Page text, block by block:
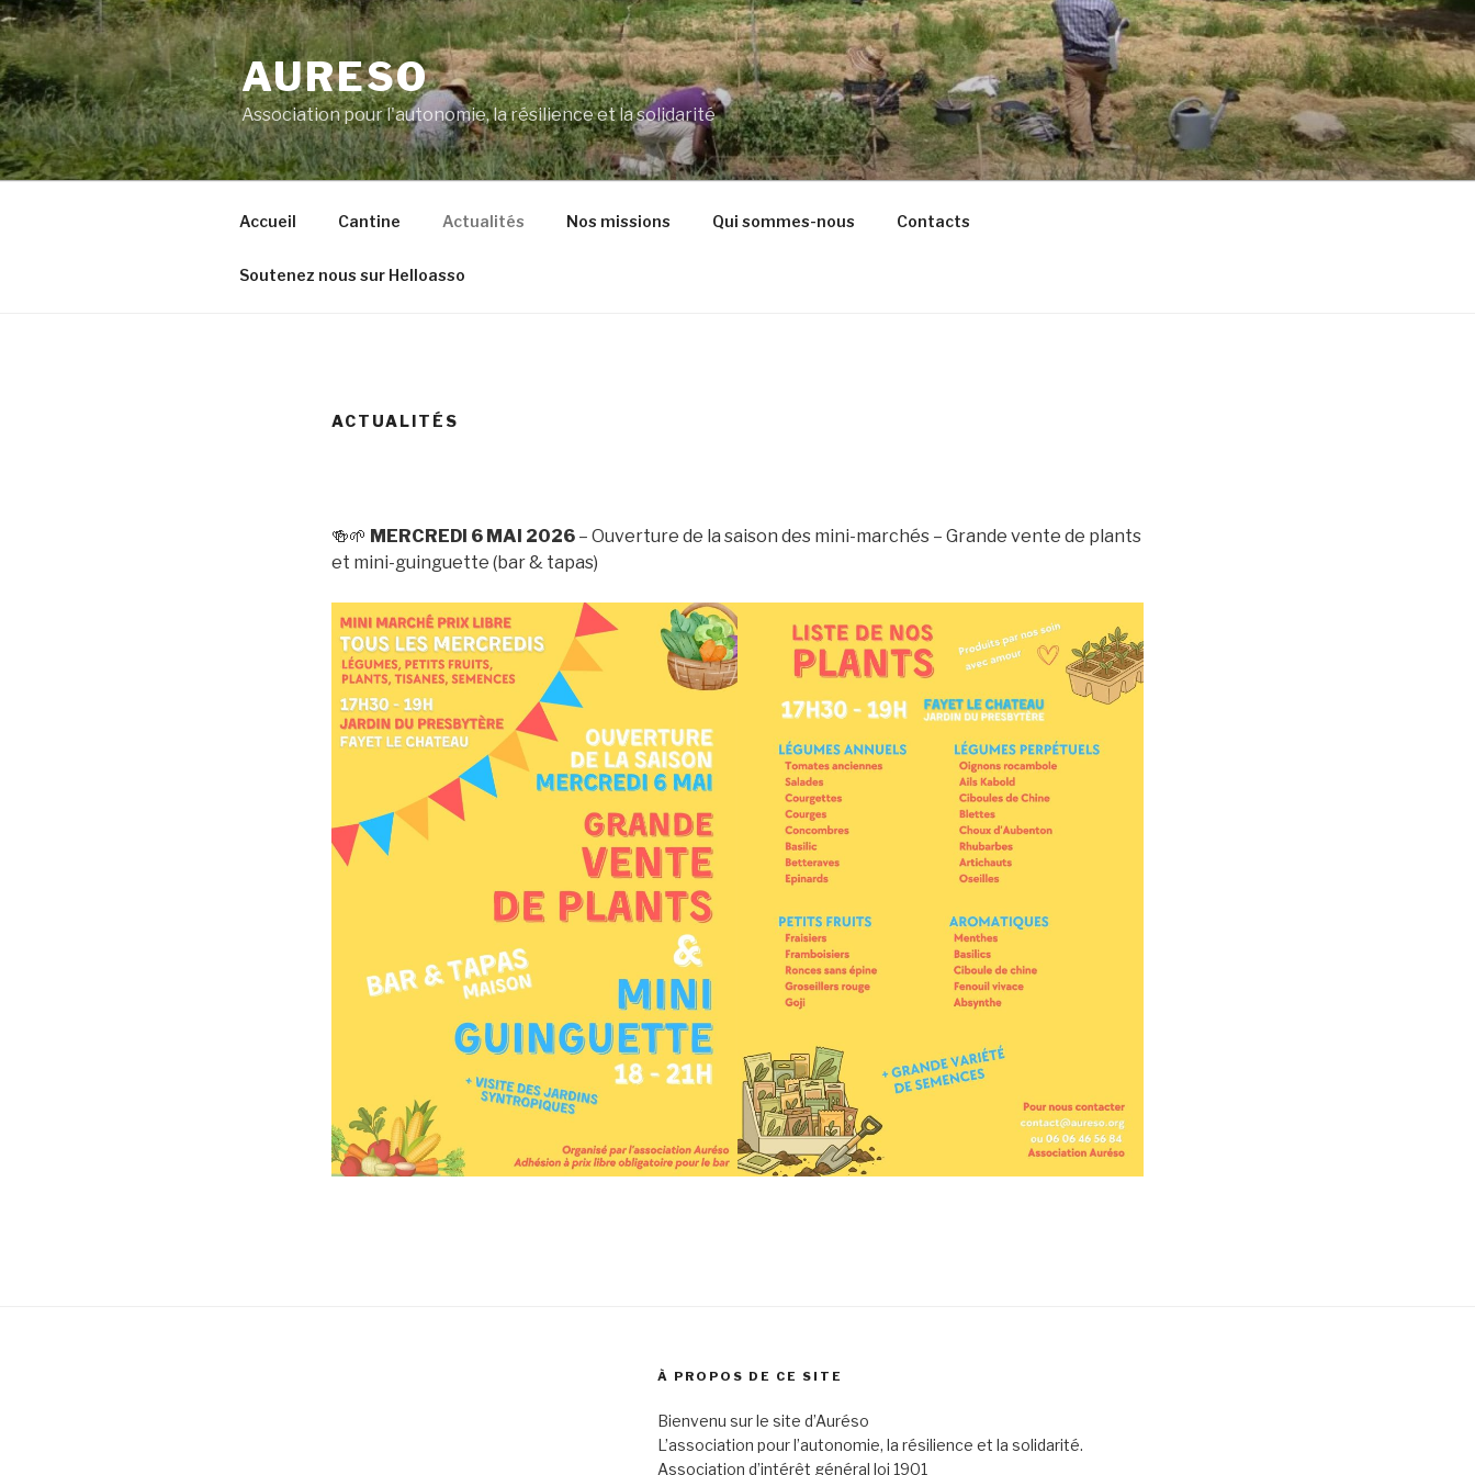
Aller
au
contenu
principal
AURESO
Association pour l'autonomie, la résilience et la solidarité
Accueil Cantine Actualités Nos missions Qui sommes-nous Contacts
Soutenez nous sur Helloasso
ACTUALITÉS
🍻🌱 MERCREDI 6 MAI 2026 – Ouverture de la saison des mini-marchés – Grande vente de plants
et mini-guinguette (bar & tapas)
À PROPOS DE CE SITE
Bienvenu sur le site d’Auréso
L’association pour l’autonomie, la résilience et la solidarité.
Association d’intérêt général loi 1901